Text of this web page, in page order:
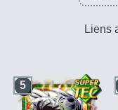
Liens
5